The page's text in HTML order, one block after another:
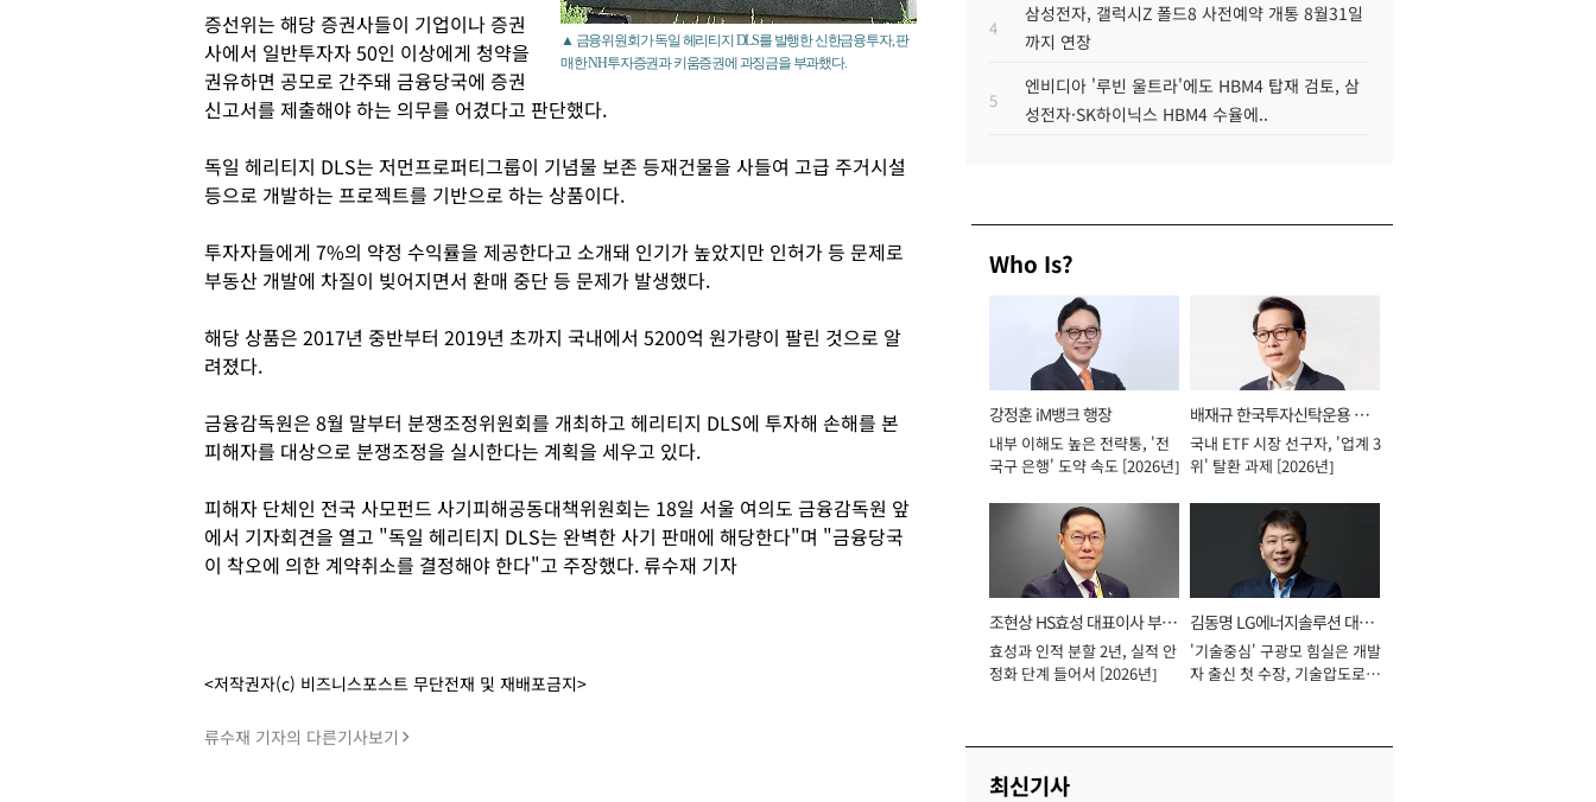
▲ 금융위원회가 독일 헤리티지 DLS를 발행한 신한금융투자, 판
매한 NH투자증권과 키움증권에 과징금을 부과했다.
증선위는 해당 증권사들이 기업이나 증권
사에서 일반투자자 50인 이상에게 청약을
권유하면 공모로 간주돼 금융당국에 증권
신고서를 제출해야 하는 의무를 어겼다고 판단했다.
독일 헤리티지 DLS는 저먼프로퍼티그룹이 기념물 보존 등재건물을 사들여 고급 주거시설
등으로 개발하는 프로젝트를 기반으로 하는 상품이다.
투자자들에게 7%의 약정 수익률을 제공한다고 소개돼 인기가 높았지만 인허가 등 문제로
부동산 개발에 차질이 빚어지면서 환매 중단 등 문제가 발생했다.
해당 상품은 2017년 중반부터 2019년 초까지 국내에서 5200억 원가량이 팔린 것으로 알
려졌다.
금융감독원은 8월 말부터 분쟁조정위원회를 개최하고 헤리티지 DLS에 투자해 손해를 본
피해자를 대상으로 분쟁조정을 실시한다는 계획을 세우고 있다.
피해자 단체인 전국 사모펀드 사기피해공동대책위원회는 18일 서울 여의도 금융감독원 앞
에서 기자회견을 열고 "독일 헤리티지 DLS는 완벽한 사기 판매에 해당한다"며 "금융당국
이 착오에 의한 계약취소를 결정해야 한다"고 주장했다. 류수재 기자
<저작권자(c) 비즈니스포스트 무단전재 및 재배포금지>
류수재 기자의 다른기사보기
4
삼성전자, 갤럭시Z 폴드8 사전예약 개통 8월31일
까지 연장
5
엔비디아 '루빈 울트라'에도 HBM4 탑재 검토, 삼
성전자·SK하이닉스 HBM4 수율에..
Who Is?
강정훈 iM뱅크 행장
내부 이해도 높은 전략통, '전
국구 은행' 도약 속도 [2026년]
배재규 한국투자신탁운용 대
표이사 사장
국내 ETF 시장 선구자, '업계 3
위' 탈환 과제 [2026년]
조현상 HS효성 대표이사 부회
장
효성과 인적 분할 2년, 실적 안
정화 단계 들어서 [2026년]
김동명 LG에너지솔루션 대표
이사 사장
'기술중심' 구광모 힘실은 개발
자 출신 첫 수장, 기술압도로
최신기사